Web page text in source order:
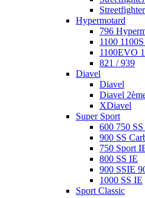
Hypermotard
796
1100
1100EVO
821 / 939
Diavel
Diavel
Diavel
XDiavel
Super Sport
600 750
900 SS
750 Sport
800 SS IE
900 SSIE
1000 SS IE
Sport Classic